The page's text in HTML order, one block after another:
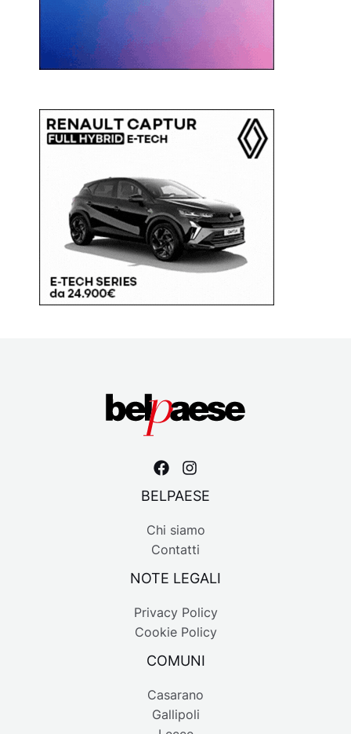
BELPAESE
Chi siamo
Contatti
NOTE LEGALI
Privacy Policy
Cookie Policy
COMUNI
Casarano
Gallipoli